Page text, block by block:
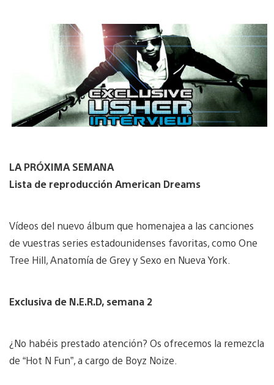
LA PRÓXIMA SEMANA
Lista de reproducción American Dreams
Vídeos del nuevo álbum que homenajea a las canciones
de vuestras series estadounidenses favoritas, como One
Tree Hill, Anatomía de Grey y Sexo en Nueva York.
Exclusiva de N.E.R.D, semana 2
¿No habéis prestado atención? Os ofrecemos la remezcla
de “Hot N Fun”, a cargo de Boyz Noize.